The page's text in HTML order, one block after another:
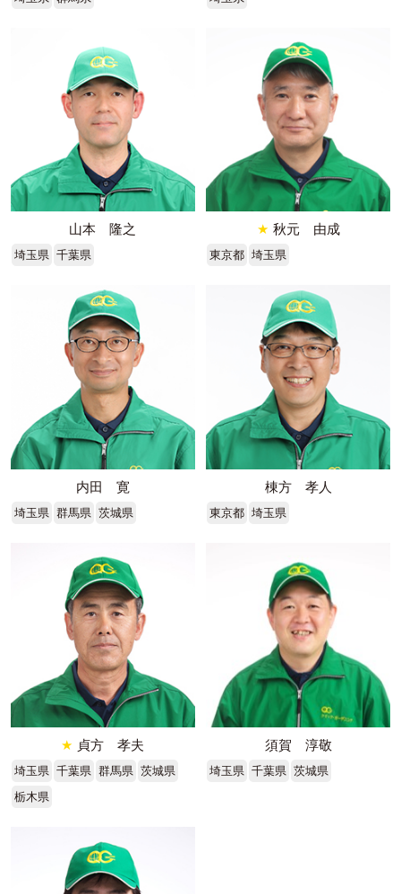
山本 隆之
埼玉県 千葉県
★ 秋元 由成
東京都 埼玉県
内田 寛
埼玉県 群馬県 茨城県
棟方 孝人
東京都 埼玉県
★ 貞方 孝夫
埼玉県 千葉県 群馬県 茨城県
栃木県
須賀 淳敬
埼玉県 千葉県 茨城県